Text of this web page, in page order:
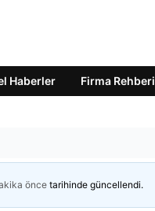
Haberler Firma Rehberi
önce tarihinde güncellendi.